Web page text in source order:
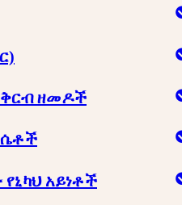
ቅርብ ዘመዶች
ሴቶች
አይነቶች